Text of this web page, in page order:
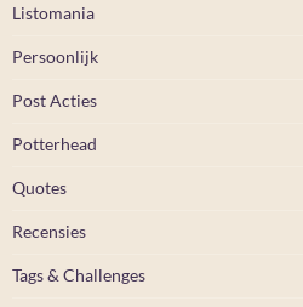
Listomania
Persoonlijk
Post Acties
Potterhead
Quotes
Recensies
Tags & Challenges